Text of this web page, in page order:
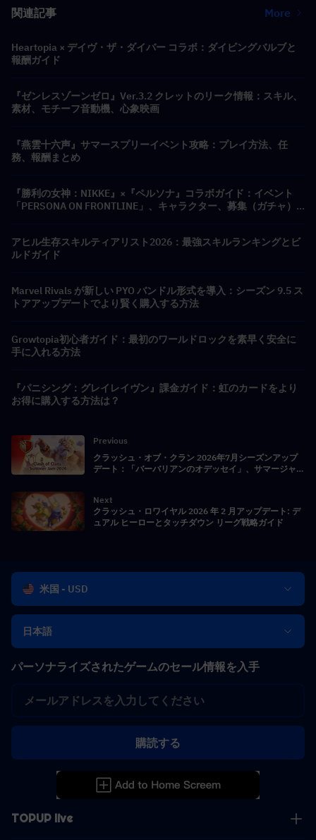
関連記事 More
Heartopia × デイヴ・ザ・ダイバー コラボ：ダイビングバルブと
報酬ガイド
『ゼンレスゾーンゼロ』Ver.3.2 クレットのリーク情報：スキル、
素材、モチーフ音動機、心象映画
『燕雲十六声』サマースプリーイベント攻略：プレイ方法、任
務、報酬まとめ
『勝利の女神：NIKKE』×『ペルソナ』コラボガイド：イベント
「PERSONA ON FRONTLINE」、キャラクター、募集（ガチャ）
アヒル生存スキルティアリスト2026：最強スキルランキングとビ
ルドガイド
Marvel Rivals が新しい PYO バンドル形式を導入：シーズン 9.5 ス
トアアップデートでより賢く購入する方法
Growtopia初心者ガイド：最初のワールドロックを素早く安全に
手に入れる方法
『パニシング：グレイレイヴン』課金ガイド：虹のカードをより
お得に購入する方法は？
Previous
クラッシュ・オブ・クラン 2026年7月シーズンアップ
デート：「バーバリアンのオデッセイ」、サマージャム
Next
クラッシュ・ロワイヤル 2026 年 2 月アップデート: デ
ュアル ヒーローとタッチダウン リーグ戦略ガイド
米国 - USD
日本語
TOPUP live
パーソナライズされたゲームのセール情報を入手
購読する